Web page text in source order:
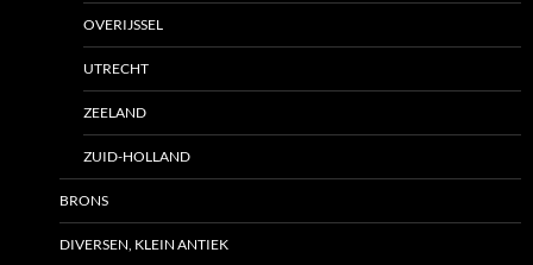
OVERIJSSEL
UTRECHT
ZEELAND
ZUID-HOLLAND
BRONS
DIVERSEN, KLEIN ANTIEK